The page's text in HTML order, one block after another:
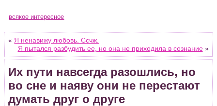
всякое интересное
« Я ненавижу любовь. Ссчж.
Я пытался разбудить ее, но она не приходила в сознание»
Их пути навсегда разошлись, но
во сне и наяву они не перестают
думать друг о друге